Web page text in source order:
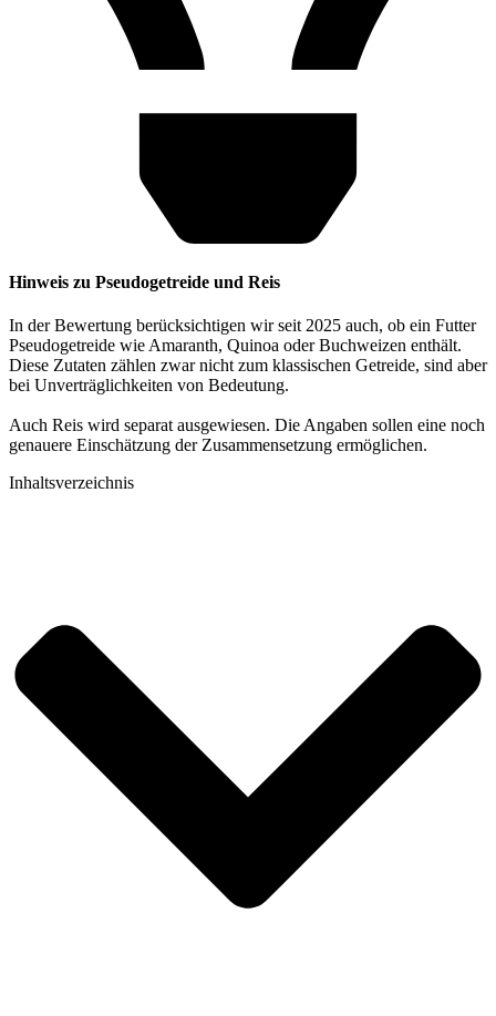
Hinweis zu Pseudogetreide und Reis
In der Bewertung berücksichtigen wir seit 2025 auch, ob ein Futter
Pseudogetreide wie Amaranth, Quinoa oder Buchweizen enthält.
Diese Zutaten zählen zwar nicht zum klassischen Getreide, sind aber
bei Unverträglichkeiten von Bedeutung.
Auch Reis wird separat ausgewiesen. Die Angaben sollen eine noch
genauere Einschätzung der Zusammensetzung ermöglichen.
Inhaltsverzeichnis​